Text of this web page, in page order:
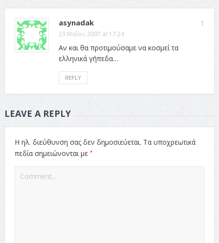
1
asynadak
23 Μαΐου 2007 at 17:24
Αν και θα προτιμούσαμε να κοσμεί τα
ελληνικά γήπεδα…
REPLY
LEAVE A REPLY
Η ηλ. διεύθυνση σας δεν δημοσιεύεται. Τα υποχρεωτικά
πεδία σημειώνονται με *